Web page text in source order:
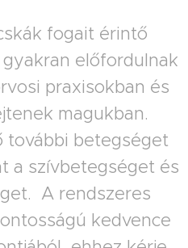
fogait érintő
előfordulnak
praxisokban és
magukban.
további betegséget
a szívbetegséget és
A rendszeres
kedvence